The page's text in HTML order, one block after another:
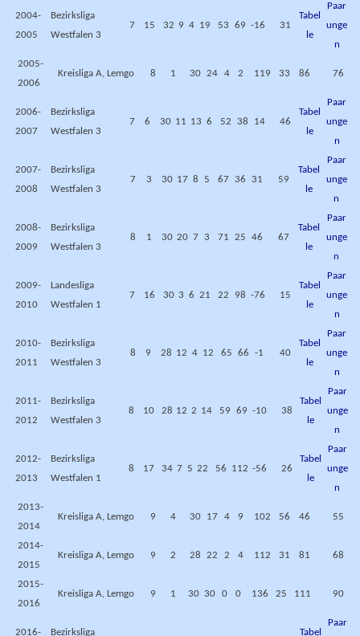
2004-
2005
Bezirksliga
Westfalen 3
7 15 32 9 4 19 53 69 -16 31
Tabel
le
Paar
unge
n
2005-
2006
Kreisliga A, Lemgo 8 1 30 24 4 2 119 33 86 76
2006-
2007
Bezirksliga
Westfalen 3
7 6 30 11 13 6 52 38 14 46
Tabel
le
Paar
unge
n
2007-
2008
Bezirksliga
Westfalen 3
7 3 30 17 8 5 67 36 31 59
Tabel
le
Paar
unge
n
2008-
2009
Bezirksliga
Westfalen 3
8 1 30 20 7 3 71 25 46 67
Tabel
le
Paar
unge
n
2009-
2010
Landesliga
Westfalen 1
7 16 30 3 6 21 22 98 -76 15
Tabel
le
Paar
unge
n
2010-
2011
Bezirksliga
Westfalen 3
8 9 28 12 4 12 65 66 -1 40
Tabel
le
Paar
unge
n
2011-
2012
Bezirksliga
Westfalen 3
8 10 28 12 2 14 59 69 -10 38
Tabel
le
Paar
unge
n
2012-
2013
Bezirksliga
Westfalen 1
8 17 34 7 5 22 56 112 -56 26
Tabel
le
Paar
unge
n
2013-
2014
Kreisliga A, Lemgo 9 4 30 17 4 9 102 56 46 55
2014-
2015
Kreisliga A, Lemgo 9 2 28 22 2 4 112 31 81 68
2015-
2016
Kreisliga A, Lemgo 9 1 30 30 0 0 136 25 111 90
2016- Bezirksliga Tabel
Paar